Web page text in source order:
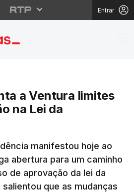
Entrar
salienta a
a Ventura limites
na Lei da
manifestou hoje ao
abertura para um caminho
de aprovação da lei da
que as mudanças